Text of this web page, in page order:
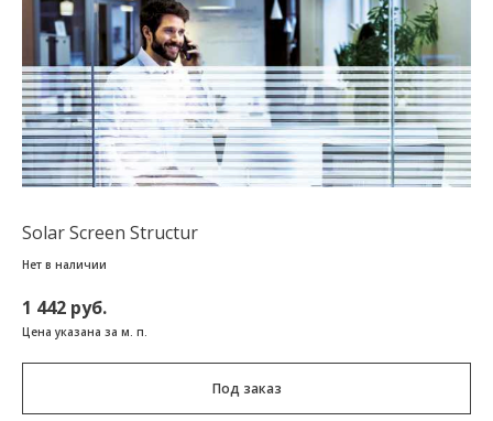
Solar Screen Structur
Нет в наличии
1 442 руб.
Цена указана за м. п.
Под заказ